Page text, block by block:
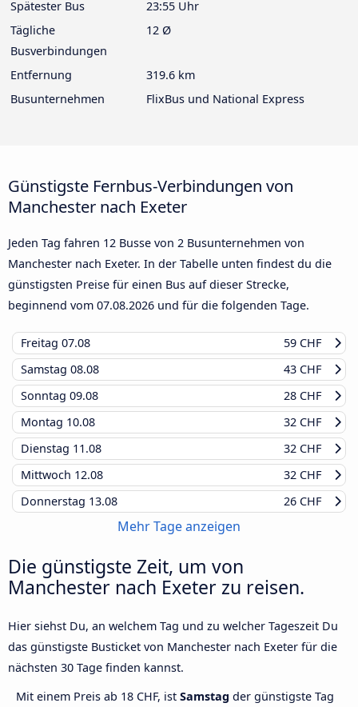
Spätester Bus
23:55 Uhr
Tägliche
Busverbindungen
12 Ø
Entfernung
319.6 km
Busunternehmen
FlixBus und National Express
Günstigste Fernbus-Verbindungen von
Manchester nach Exeter
Jeden Tag fahren 12 Busse von 2 Busunternehmen von
Manchester nach Exeter. In der Tabelle unten findest du die
günstigsten Preise für einen Bus auf dieser Strecke,
beginnend vom 07.08.2026 und für die folgenden Tage.
Freitag 07.08
59 CHF
Samstag 08.08
43 CHF
Sonntag 09.08
28 CHF
Montag 10.08
32 CHF
Dienstag 11.08
32 CHF
Mittwoch 12.08
32 CHF
Donnerstag 13.08 26 CHF
Mehr Tage anzeigen
Die günstigste Zeit, um von
Manchester nach Exeter zu reisen.
Hier siehst Du, an welchem Tag und zu welcher Tageszeit Du
das günstigste Busticket von Manchester nach Exeter für die
nächsten 30 Tage finden kannst.
Mit einem Preis ab 18 CHF, ist Samstag der günstigste Tag